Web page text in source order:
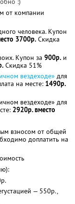
от компании
человека. Купон
3700р. Скидка
Купон за 900р. и
Скидка 51%
вездеходе» для
на месте: 1490р.
вездеходе» для
2920р. вместо
взносом от общей
доплатить на
— 550р.,